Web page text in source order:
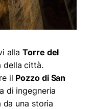
allaTorre del
della città.
il Pozzo di San
di ingegneria
da una storia